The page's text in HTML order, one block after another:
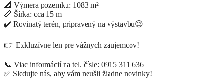
📐 Výmera pozemku: 1083 m²
📏 Šírka: cca 15 m
✔️ Rovinatý terén, pripravený na výstavbu😉
👉 Exkluzívne len pre vážnych záujemcov!
📞 Viac informácií na tel. čísle: 0915 311 636
✅ Sledujte nás, aby vám neušli žiadne novinky!